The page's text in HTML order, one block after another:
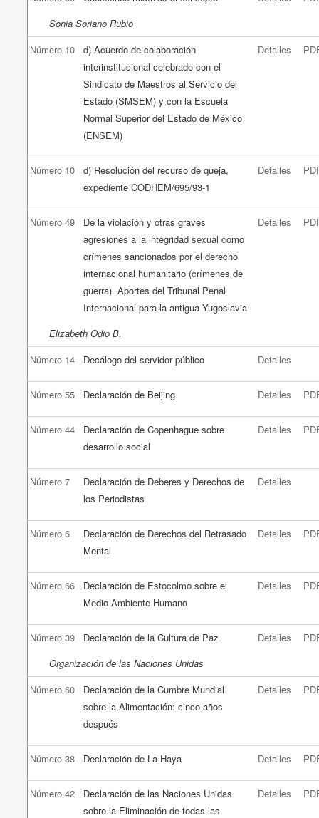
Sonia Soriano Rubio
Número 10
d) Acuerdo de colaboración
interinstitucional celebrado con el
Sindicato de Maestros al Servicio del
Estado (SMSEM) y con la Escuela
Normal Superior del Estado de México
(ENSEM)
Detalles
Número 10
d) Resolución del recurso de queja,
expediente CODHEM/695/93-1
Detalles
Número 49
De la violación y otras graves
agresiones a la integridad sexual como
crímenes sancionados por el derecho
internacional humanitario (crímenes de
guerra). Aportes del Tribunal Penal
Internacional para la antigua Yugoslavia
Detalles
Elizabeth Odio B.
Número 14
Decálogo del servidor público Detalles
Número 55 Declaración de Beijing Detalles
Número 44
Declaración de Copenhague sobre
desarrollo social
Detalles
Número 7
Declaración de Deberes y Derechos de
los Periodistas
Detalles
Número 6
Declaración de Derechos del Retrasado
Mental
Detalles
Número 66
Declaración de Estocolmo sobre el
Medio Ambiente Humano
Detalles
Número 39 Declaración de la Cultura de Paz Detalles
Organización de las Naciones Unidas
Número 60
Declaración de la Cumbre Mundial
sobre la Alimentación: cinco años
después
Detalles
Número 38 Declaración de La Haya Detalles
Número 42
Declaración de las Naciones Unidas
sobre la Eliminación de todas las
Detalles